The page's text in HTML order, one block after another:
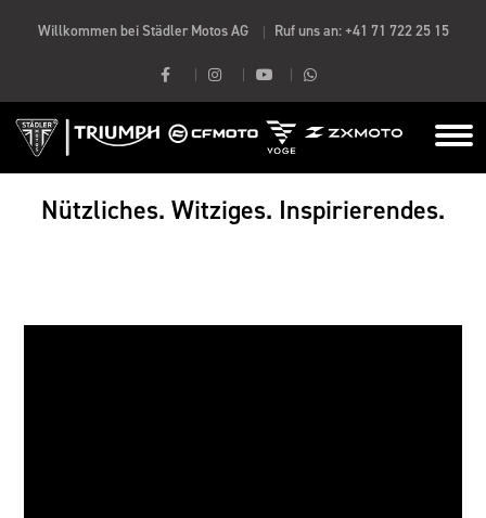
Willkommen bei Städler Motos AG Ruf uns an:+41 71 722 25 15
Nützliches. Witziges. Inspirierendes.